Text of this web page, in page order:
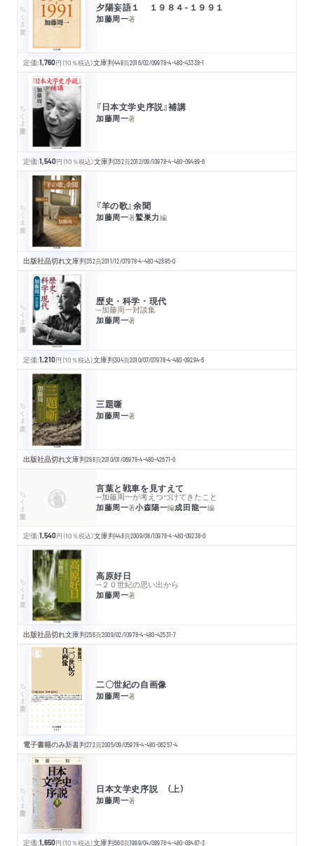
ちくま文庫 夕陽妄語１ １９８４‐１９９１
加藤周一著
定価:1,760円 （10％税込）文庫判448頁2016/02/09978-4-480-43338-1
ちくま学芸文庫 『日本文学史序説』補講
加藤周一著
定価:1,540円 （10％税込）文庫判352頁2012/09/10978-4-480-09489-6
ちくま文庫 『羊の歌』余聞
加藤周一著鷲巣力編
出版社品切れ文庫判352頁2011/12/07978-4-480-42895-0
ちくま学芸文庫 歴史・科学・現代
─加藤周一対談集
加藤周一著
定価:1,210円 （10％税込）文庫判304頁2010/07/07978-4-480-09294-6
ちくま文庫 三題噺
加藤周一著
出版社品切れ文庫判288頁2010/01/06978-4-480-42671-0
ちくま学芸文庫 言葉と戦車を見すえて
─加藤周一が考えつづけてきたこと
加藤周一著小森陽一編成田龍一編
定価:1,540円 （10％税込）文庫判448頁2009/08/10978-4-480-09238-0
ちくま文庫 高原好日
─２０世紀の思い出から
加藤周一著
出版社品切れ文庫判256頁2009/02/10978-4-480-42531-7
ちくま新書 二〇世紀の自画像
加藤周一著
電子書籍のみ新書判272頁2005/09/05978-4-480-06257-4
ちくま学芸文庫 日本文学史序説 （上）
加藤周一著
定価:1,650円 （10％税込）文庫判560頁1999/04/08978-4-480-08487-3